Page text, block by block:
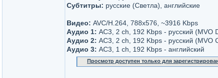
Субтитры: русские (Светла), английские
Видео: AVC/H.264, 788x576, ~3916 Kbps
Аудио 1: AC3, 2 ch, 192 Kbps - русский (MVO
Аудио 2: AC3, 2 ch, 192 Kbps - русский (MVO
Аудио 3: AC3, 1 ch, 192 Kbps - английский
Просмотр доступен только для